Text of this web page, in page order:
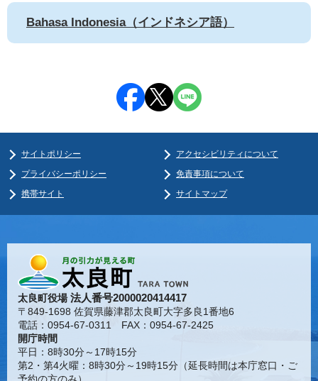
Bahasa Indonesia（インドネシア語）
サイトポリシー
アクセシビリティについて
プライバシーポリシー
免責事項について
携帯サイト
サイトマップ
太良町役場法人番号2000020414417
〒849-1698 佐賀県藤津郡太良町大字多良1番地6
電話：0954-67-0311 FAX：0954-67-2425
開庁時間
平日：8時30分～17時15分
第2・第4火曜：8時30分～19時15分（延長時間は本庁窓口・ご